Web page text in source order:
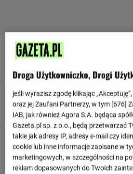
+ 10'
90+ 10'
Senegal rozpoczyna od rzutu z autu
+ 10'
Bramkarz wybija dla drużyny
Droga Użytkowniczko, Drogi
jeśli wyrazisz zgodę klikając
oraz jej Zaufani Partnerzy, w tym [676]
IAB, jak również Agora S.A. będąca
Gazeta.pl sp. z o.o., będą przetwarzać
takie jak adresy IP, adresy e-mail czy
cookie lub inne informacje zapisane w
marketingowych, w szczególności na
reklam dopasowanych do Twoich